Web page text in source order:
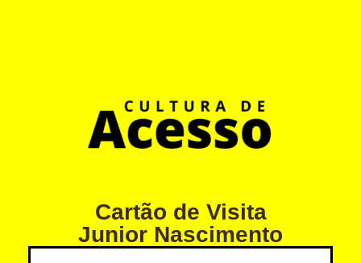
Cartão de Visita
Junior Nascimento